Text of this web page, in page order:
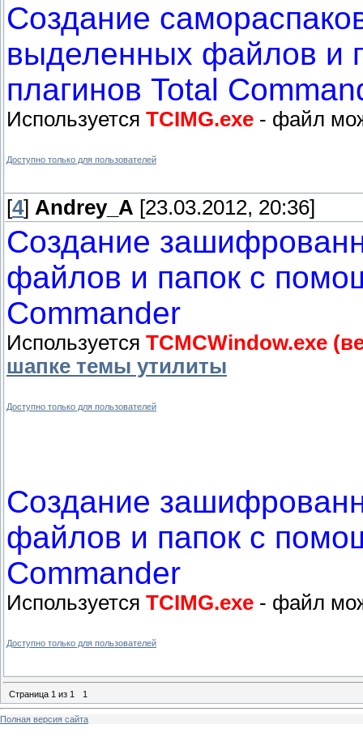
Создание
выделенных файлов и
плагинов Total
Используется TCIMG.exe - файл
Доступно только для пользователей
[4] Andrey_A [23.03.2012, 20:36]
Создание
файлов и папок с
Commander
Используется TCMCWindow.exe
шапке темы утилиты
Доступно только для пользователей
Создание
файлов и папок с
Commander
Используется TCIMG.exe - файл
Доступно только для пользователей
Страница 1 из 1 1
Полная версия сайта